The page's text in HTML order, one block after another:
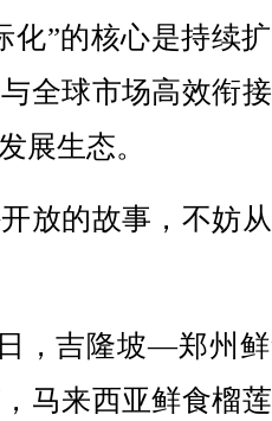
化”的核心是持续
全球市场高效衔
展生态。
的故事，不妨
吉隆坡—郑州鲜
马来西亚鲜食榴